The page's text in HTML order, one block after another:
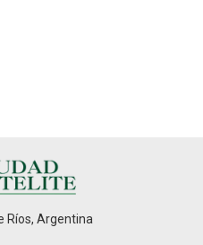
Ríos, Argentina